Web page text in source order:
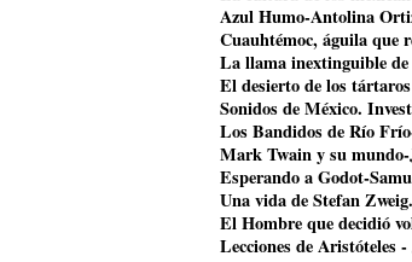
Azul Humo-Antolina
Cuauhtémoc, águila que
La llama inextinguible
El desierto de los
Sonidos de México.
Los Bandidos de Río
Mark Twain y su
Esperando a Godot-
Una vida de Stefan
El Hombre que decidió
Lecciones de Aristóteles